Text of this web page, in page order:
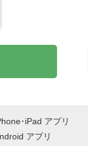
･iPad アプリ
アプリ